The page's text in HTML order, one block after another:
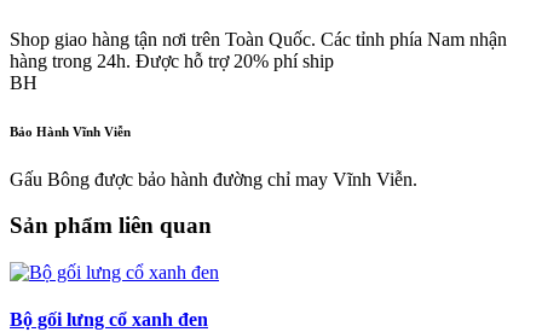
Shop giao hàng tận nơi trên Toàn Quốc. Các tỉnh phía Nam nhận
hàng trong 24h. Được hỗ trợ 20% phí ship
BH
Bảo Hành Vĩnh Viễn
Gấu Bông được bảo hành đường chỉ may Vĩnh Viễn.
Sản phẩm liên quan
Bộ gối lưng cổ xanh đen